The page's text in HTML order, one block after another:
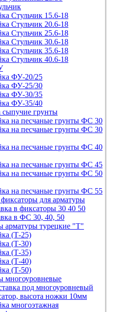
Стульчик 15.6-18
Стульчик 20.6-18
Стульчик 25.6-18
Стульчик 30.6-18
Стульчик 35.6-18
Стульчик 40.6-18
ФУ-20/25
ФУ-25/30
ФУ-30/35
ФУ-35/40
сыпучие грунты
на песчаные грунты ФС 30
на песчаные грунты ФС 30
на песчаные грунты ФС 40
на песчаные грунты ФС 45
на песчаные грунты ФС 50
на песчаные грунты ФС 55
для арматуры
в фиксаторы 30 40 50
в ФС 30, 40, 50
арматуры турецкие "Т"
(Т-25)
(Т-30)
(Т-35)
(Т-40)
(Т-50)
многоуровневые
под многоуровневый
высота ножки 10мм
многоэтажная